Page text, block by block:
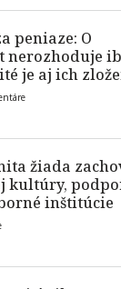
peniaze: O
nerozhoduje
je aj ich
žiada
kultúry,
inštitúcie